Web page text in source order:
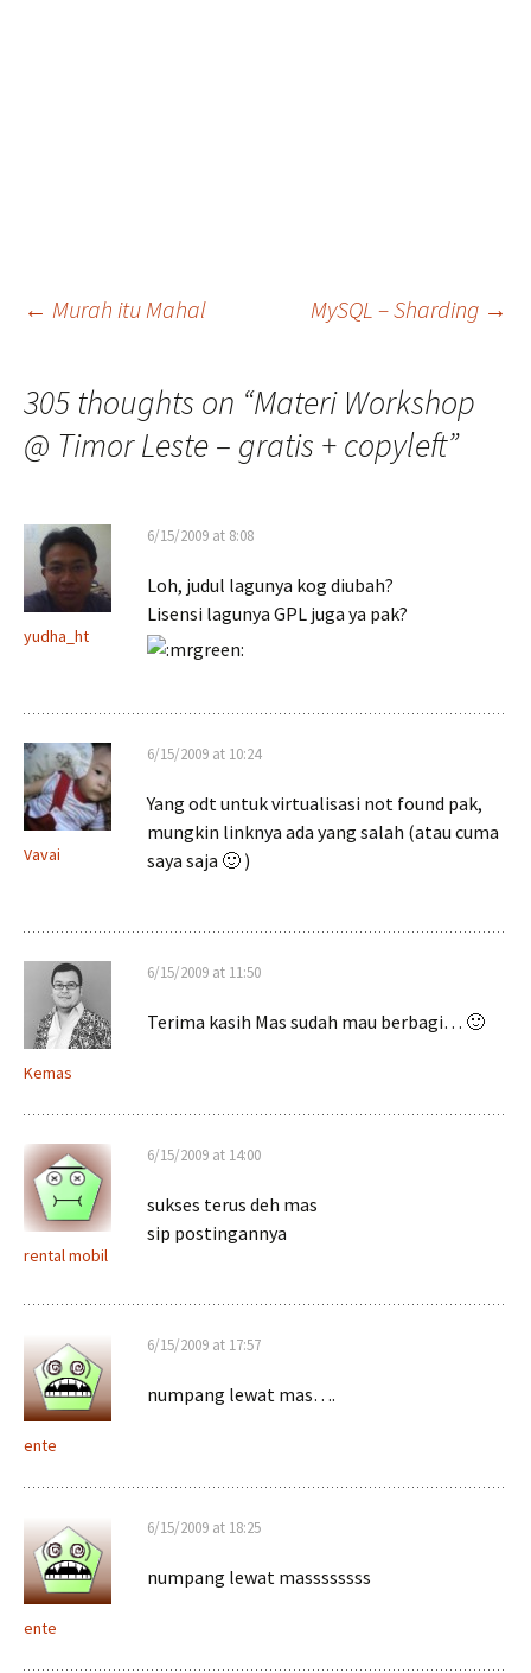
Post
navigation
← Murah itu Mahal MySQL – Sharding →
305 thoughts on “Materi Workshop
@ Timor Leste – gratis + copyleft”
yudha_ht
6/15/2009 at 8:08
Loh, judul lagunya kog diubah?
Lisensi lagunya GPL juga ya pak?
Vavai
6/15/2009 at 10:24
Yang odt untuk virtualisasi not found pak,
mungkin linknya ada yang salah (atau cuma
saya saja 🙂 )
Kemas
6/15/2009 at 11:50
Terima kasih Mas sudah mau berbagi… 🙂
rental mobil
6/15/2009 at 14:00
sukses terus deh mas
sip postingannya
ente
6/15/2009 at 17:57
numpang lewat mas….
ente
6/15/2009 at 18:25
numpang lewat massssssss